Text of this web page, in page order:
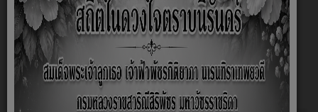
8.1 ข้อมูลพื้นฐาน